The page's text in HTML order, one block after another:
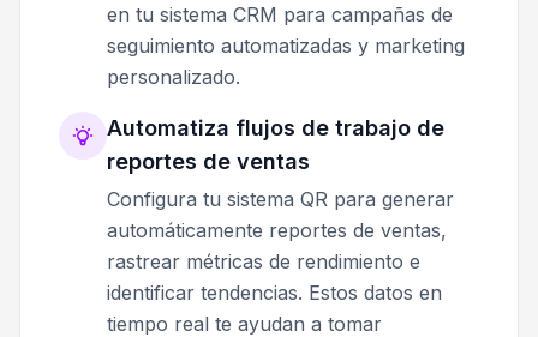
en tu sistema CRM para campañas de
seguimiento automatizadas y marketing
personalizado.
Automatiza flujos de trabajo de
reportes de ventas
Configura tu sistema QR para generar
automáticamente reportes de ventas,
rastrear métricas de rendimiento e
identificar tendencias. Estos datos en
tiempo real te ayudan a tomar